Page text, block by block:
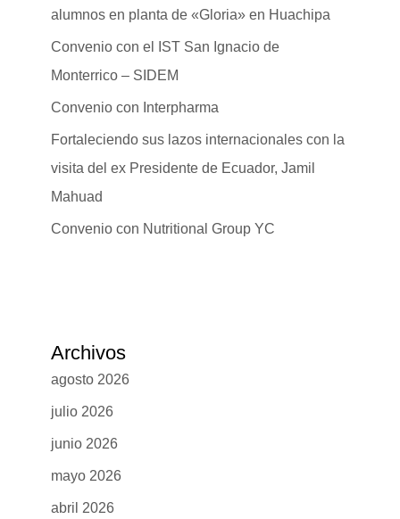
alumnos en planta de «Gloria» en Huachipa
Convenio con el IST San Ignacio de
Monterrico – SIDEM
Convenio con Interpharma
Fortaleciendo sus lazos internacionales con la
visita del ex Presidente de Ecuador, Jamil
Mahuad
Convenio con Nutritional Group YC
Archivos
agosto 2026
julio 2026
junio 2026
mayo 2026
abril 2026